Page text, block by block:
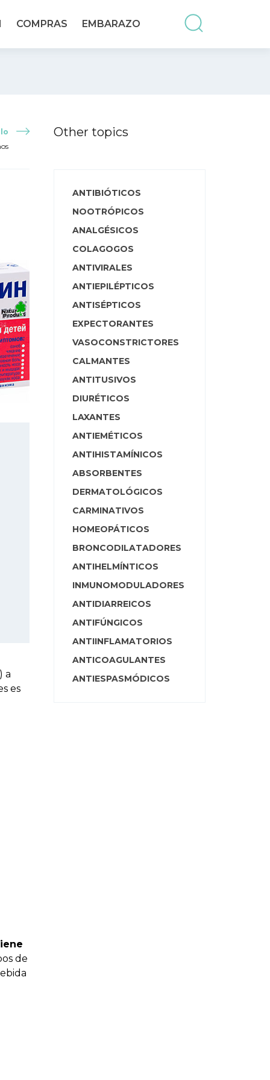
COMPRAS EMBARAZO
a
es
de
Other topics
ANTIBIÓTICOS
NOOTRÓPICOS
ANALGÉSICOS
COLAGOGOS
ANTIVIRALES
ANTIEPILÉPTICOS
ANTISÉPTICOS
EXPECTORANTES
VASOCONSTRICTORES
CALMANTES
ANTITUSIVOS
DIURÉTICOS
LAXANTES
ANTIEMÉTICOS
ANTIHISTAMÍNICOS
ABSORBENTES
DERMATOLÓGICOS
CARMINATIVOS
HOMEOPÁTICOS
BRONCODILATADORES
ANTIHELMÍNTICOS
INMUNOMODULADORES
ANTIDIARREICOS
ANTIFÚNGICOS
ANTIINFLAMATORIOS
ANTICOAGULANTES
ANTIESPASMÓDICOS